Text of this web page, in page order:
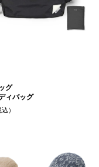
グ
ィバッグ
）